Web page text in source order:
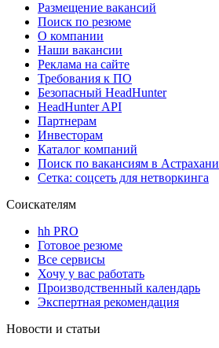
Размещение вакансий
Поиск по резюме
О компании
Наши вакансии
Реклама на сайте
Требования к ПО
Безопасный HeadHunter
HeadHunter API
Партнерам
Инвесторам
Каталог компаний
Поиск по вакансиям в Астрахани
Сетка: соцсеть для нетворкинга
Соискателям
hh PRO
Готовое резюме
Все сервисы
Хочу у вас работать
Производственный календарь
Экспертная рекомендация
Новости и статьи